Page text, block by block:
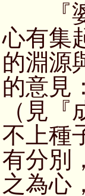
『婆
心有集
的淵源
的意見
（見
不上種
有分別
之為心